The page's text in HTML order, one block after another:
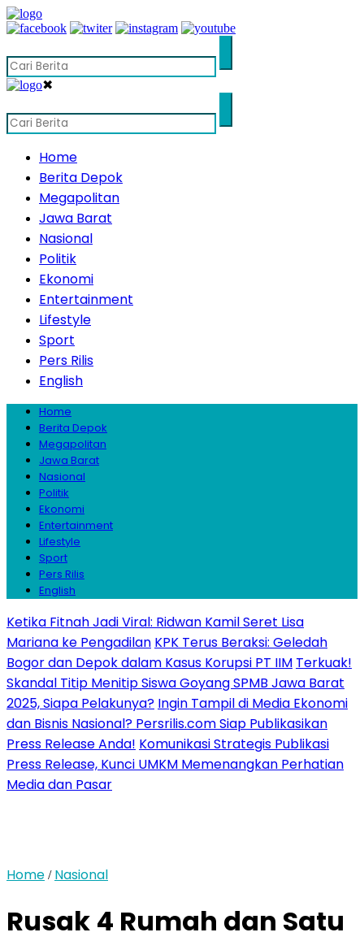
✖
Home
Berita Depok
Megapolitan
Jawa Barat
Nasional
Politik
Ekonomi
Entertainment
Lifestyle
Sport
Pers Rilis
English
Home
Berita Depok
Megapolitan
Jawa Barat
Nasional
Politik
Ekonomi
Entertainment
Lifestyle
Sport
Pers Rilis
English
Ketika Fitnah Jadi Viral: Ridwan Kamil Seret Lisa
Mariana ke Pengadilan KPK Terus Beraksi: Geledah
Bogor dan Depok dalam Kasus Korupsi PT IIM Terkuak!
Skandal Titip Menitip Siswa Goyang SPMB Jawa Barat
2025, Siapa Pelakunya? Ingin Tampil di Media Ekonomi
dan Bisnis Nasional? Persrilis.com Siap Publikasikan
Press Release Anda! Komunikasi Strategis Publikasi
Press Release, Kunci UMKM Memenangkan Perhatian
Media dan Pasar
Home / Nasional
Rusak 4 Rumah dan Satu